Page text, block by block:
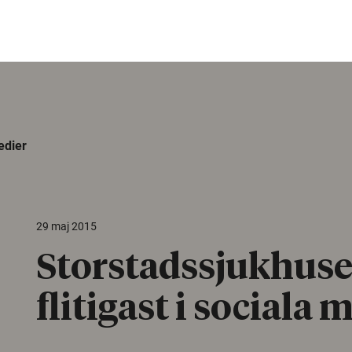
29 maj 2015
flitigast i sociala